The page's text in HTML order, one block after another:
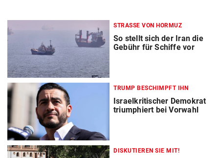
STRASSE VON HORMUZ
So stellt sich der Iran die
Gebühr für Schiffe vor
TRUMP BESCHIMPFT IHN
Israelkritischer Demokrat
triumphiert bei Vorwahl
DISKUTIEREN SIE MIT!